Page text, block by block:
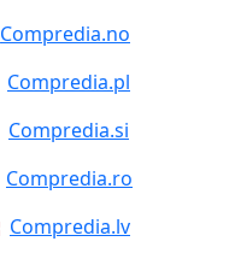
Compredia.no
Compredia.pl
Compredia.si
Compredia.ro
Compredia.lv